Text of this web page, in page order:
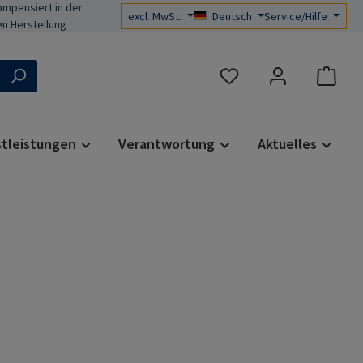
in der
Herstellung
excl. MwSt. Deutsch Service/Hilfe
Du hast 0 Produkte auf
Verantwortung Aktuelles